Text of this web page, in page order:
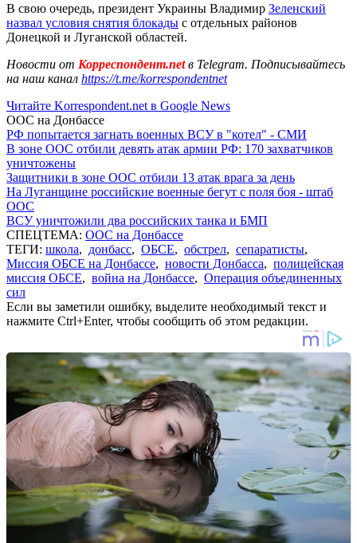
В свою очередь, президент Украины Владимир Зеленский
назвал условия снятия блокады с отдельных районов
Донецкой и Луганской областей.
Новости от Корреспондент.netв Telegram. Подписывайтесь
на наш канал https://t.me/korrespondentnet
Читайте Korrespondent.net в Google News
ООС на Донбассе
РФ попытается загнать военных ВСУ в "котел" - СМИ
В зоне ООС отбили девять атак армии РФ: 170 захватчиков
уничтожены
Защитники в зоне ООС отбили 13 атак врага за день
На Луганщине российские военные бегут с поля боя - штаб
ООС
ВСУ уничтожили два российских танка и БМП
СПЕЦТЕМА: ООС на Донбассе
ТЕГИ: школа, донбасс, ОБСЕ, обстрел, сепаратисты,
Миссия ОБСЕ на Донбассе, новости Донбасса, полицейская
миссия ОБСЕ, война на Донбассе, Операция объединенных
сил
Если вы заметили ошибку, выделите необходимый текст и
нажмите Ctrl+Enter, чтобы сообщить об этом редакции.